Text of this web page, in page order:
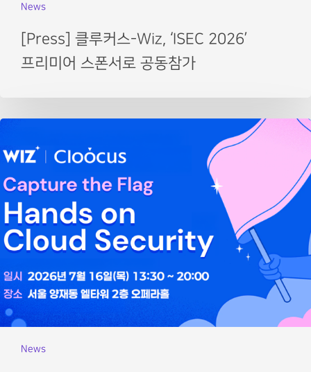
News
[Press] 클루커스-Wiz, ‘ISEC 2026’
프리미어 스폰서로 공동참가
News